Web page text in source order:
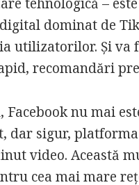
dominat de
utilizatorilor. Și va
recomandări
Facebook nu mai
dar sigur,
video. Această
cea mai mare